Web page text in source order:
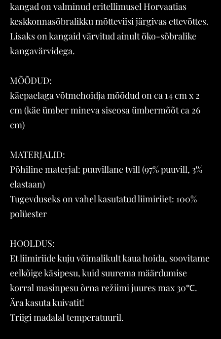
kangad on valminud eritellimusel Horvaatias
keskkonnasõbralikku mõtteviisi järgivas ettevõttes.
Lisaks on kangaid värvitud ainult öko-sõbralike
kangavärvidega.
MÕÕDUD:
käepaelaga võtmehoidja mõõdud on ca 14 cm x 2
cm (käe ümber mineva siseosa ümbermõõt ca 26
cm)
MATERJALID:
Põhiline materjal: puuvillane tvill (97% puuvill, 3%
elastaan)
Tugevduseks on vahel kasutatud liimiriiet: 100%
polüester
HOOLDUS:
Et liimiriide kuju võimalikult kaua hoida, soovitame
eelkõige käsipesu, kuid suurema määrdumise
korral masinpesu õrna režiimi juures max 30℃.
Ära kasuta kuivatit!
Triigi madalal temperatuuril.